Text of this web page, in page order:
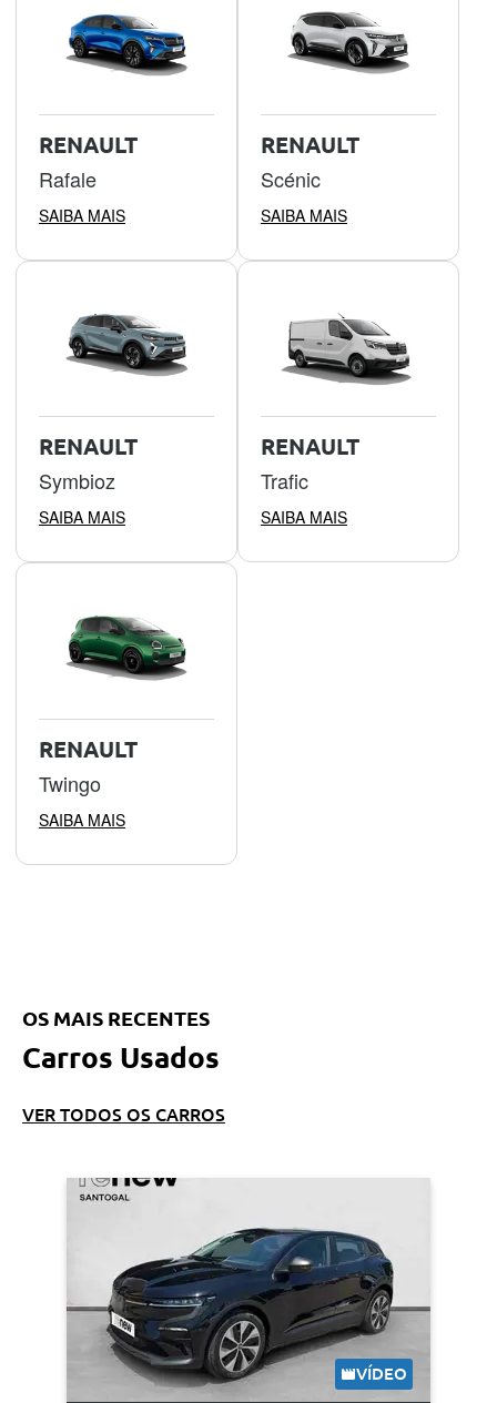
RENAULT
Rafale
SAIBA MAIS
RENAULT
Scénic
SAIBA MAIS
RENAULT
Symbioz
SAIBA MAIS
RENAULT
Trafic
SAIBA MAIS
RENAULT
Twingo
SAIBA MAIS
OS MAIS RECENTES
Carros Usados
VER TODOS OS CARROS
VÍDEO